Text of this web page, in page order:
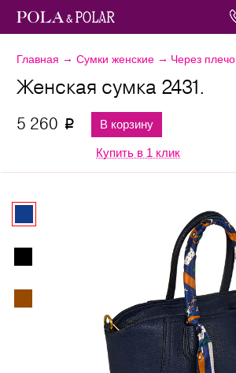
Главная → Сумки женские → Через плечо
Женская сумка 2431.
5 260 p В корзину
Купить в 1 клик